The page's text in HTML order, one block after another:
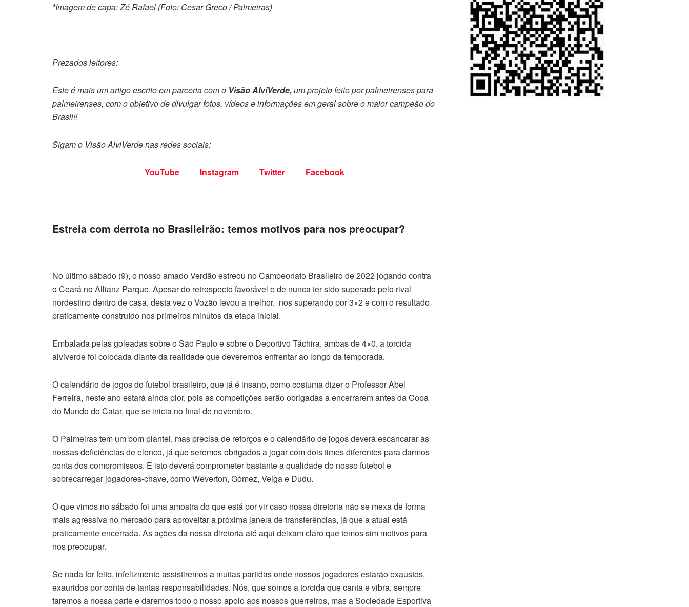
*Imagem de capa: Zé Rafael (Foto: Cesar Greco / Palmeiras)
Prezados leitores:
Este é mais um artigo escrito em parceria com o Visão AlviVerde, um projeto feito por palmeirenses para
palmeirenses, com o objetivo de divulgar fotos, vídeos e informações em geral sobre o maior campeão do
Brasil!!
Sigam o Visão AlviVerde nas redes sociais:
YouTube Instagram Twitter Facebook
Estreia com derrota no Brasileirão: temos motivos para nos preocupar?
No último sábado (9), o nosso amado Verdão estreou no Campeonato Brasileiro de 2022 jogando contra
o Ceará no Allianz Parque. Apesar do retrospecto favorável e de nunca ter sido superado pelo rival
nordestino dentro de casa, desta vez o Vozão levou a melhor, nos superando por 3×2 e com o resultado
praticamente construído nos primeiros minutos da etapa inicial.
Embalada pelas goleadas sobre o São Paulo e sobre o Deportivo Táchira, ambas de 4×0, a torcida
alviverde foi colocada diante da realidade que deveremos enfrentar ao longo da temporada.
O calendário de jogos do futebol brasileiro, que já é insano, como costuma dizer o Professor Abel
Ferreira, neste ano estará ainda pior, pois as competições serão obrigadas a encerrarem antes da Copa
do Mundo do Catar, que se inicia no final de novembro.
O Palmeiras tem um bom plantel, mas precisa de reforços e o calendário de jogos deverá escancarar as
nossas deficiências de elenco, já que seremos obrigados a jogar com dois times diferentes para darmos
conta dos compromissos. E isto deverá comprometer bastante a qualidade do nosso futebol e
sobrecarregar jogadores-chave, como Weverton, Gómez, Veiga e Dudu.
O que vimos no sábado foi uma amostra do que está por vir caso nossa diretoria não se mexa de forma
mais agressiva no mercado para aproveitar a próxima janela de transferências, já que a atual está
praticamente encerrada. As ações da nossa diretoria até aqui deixam claro que temos sim motivos para
nos preocupar.
Se nada for feito, infelizmente assistiremos a muitas partidas onde nossos jogadores estarão exaustos,
exauridos por conta de tantas responsabilidades. Nós, que somos a torcida que canta e vibra, sempre
faremos a nossa parte e daremos todo o nosso apoio aos nossos guerreiros, mas a Sociedade Esportiva